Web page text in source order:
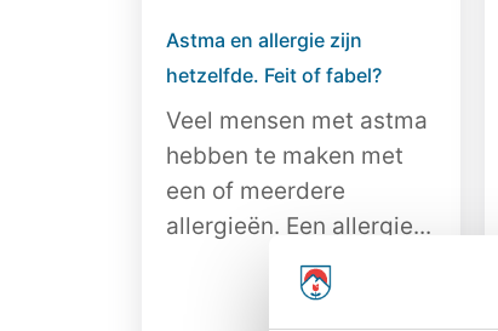
Astma en allergie zijn
hetzelfde. Feit of fabel?
Veel mensen met astma
hebben te maken met
een of meerdere
allergieën. Een allergie...